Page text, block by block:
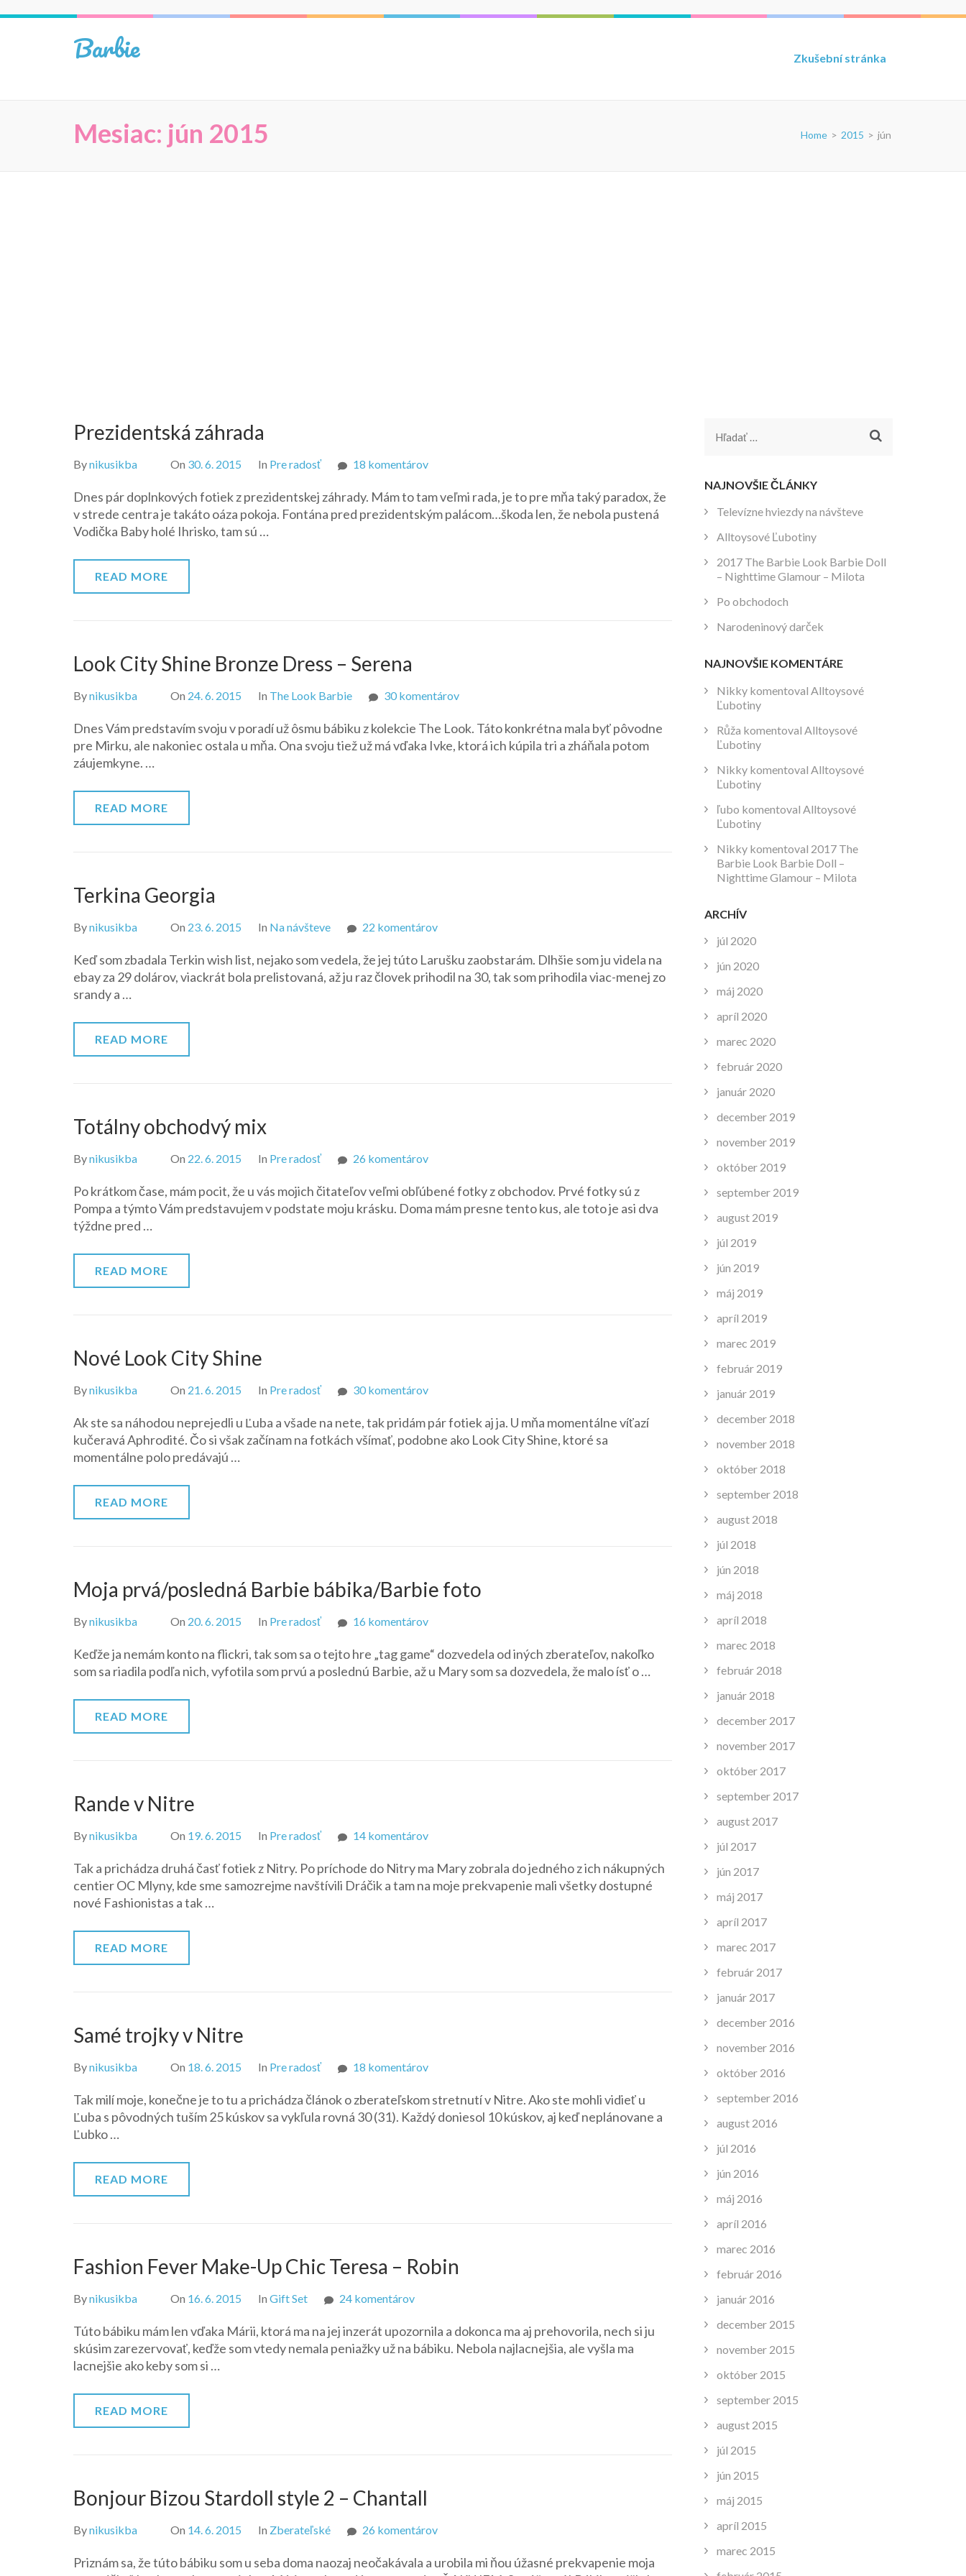
Barbie Zkušební stránka
Mesiac: jún 2015 Home > 2015 > jún
Prezidentská záhrada
Bynikusikba On 30. 6. 2015 In Pre radosť 18 komentárovna
záhrada
Dnes pár doplnkových fotiek z prezidentskej záhrady. Mám to tam veľmi rada, je to pre mňa taký paradox, že
v strede centra je takáto oáza pokoja. Fontána pred prezidentským palácom…škoda len, že nebola pustená
Vodička Baby holé Ihrisko, tam sú …
READ MORE
Look City Shine Bronze Dress – Serena
Bynikusikba On 24. 6. 2015 In The Look Barbie 30 komentárovna
City
Shine
Dnes Vám predstavím svoju v poradí už ôsmu bábiku z kolekcie The Look. Táto konkrétna mala byť pôvodne
pre Mirku, ale nakoniec ostala u mňa. Ona svoju tiež už má vďaka Ivke, ktorá ich kúpila tri a zháňala potom
záujemkyne. …
READ MORE
Terkina Georgia
Bynikusikba On 23. 6. 2015 In Na návšteve 22 komentárovna
Georgia
Keď som zbadala Terkin wish list, nejako som vedela, že jej túto Larušku zaobstarám. Dlhšie som ju videla na
ebay za 29 dolárov, viackrát bola prelistovaná, až ju raz človek prihodil na 30, tak som prihodila viac-menej zo
srandy a …
READ MORE
Totálny obchodvý mix
Bynikusikba On 22. 6. 2015 In Pre radosť 26 komentárovna
obchodvý
mix
Po krátkom čase, mám pocit, že u vás mojich čitateľov veľmi obľúbené fotky z obchodov. Prvé fotky sú z
Pompa a týmto Vám predstavujem v podstate moju krásku. Doma mám presne tento kus, ale toto je asi dva
týždne pred …
READ MORE
Nové Look City Shine
Bynikusikba On 21. 6. 2015 In Pre radosť 30 komentárovna
Look
City
Ak ste sa náhodou neprejedli u Ľuba a všade na nete, tak pridám pár fotiek aj ja. U mňa momentálne víťazí
kučeravá Aphrodité. Čo si však začínam na fotkách všímať, podobne ako Look City Shine, ktoré sa
momentálne polo predávajú …
READ MORE
Moja prvá/posledná Barbie bábika/Barbie foto
Bynikusikba On 20. 6. 2015 In Pre radosť 16 komentárovna
prvá/posledná
Barbie
Keďže ja nemám konto na flickri, tak som sa o tejto hre „tag game“ dozvedela od iných zberateľov, nakoľko
som sa riadila podľa nich, vyfotila som prvú a poslednú Barbie, až u Mary som sa dozvedela, že malo ísť o …
READ MORE
Rande v Nitre
Bynikusikba On 19. 6. 2015 In Pre radosť 14 komentárovna
v
Nitre
Tak a prichádza druhá časť fotiek z Nitry. Po príchode do Nitry ma Mary zobrala do jedného z ich nákupných
centier OC Mlyny, kde sme samozrejme navštívili Dráčik a tam na moje prekvapenie mali všetky dostupné
nové Fashionistas a tak …
READ MORE
Samé trojky v Nitre
Bynikusikba On 18. 6. 2015 In Pre radosť 18 komentárovna
trojky
v
Tak milí moje, konečne je to tu a prichádza článok o zberateľskom stretnutí v Nitre. Ako ste mohli vidieť u
Ľuba s pôvodných tuším 25 kúskov sa vykľula rovná 30 (31). Každý doniesol 10 kúskov, aj keď neplánovane a
Ľubko …
READ MORE
Fashion Fever Make-Up Chic Teresa – Robin
Bynikusikba On 16. 6. 2015 In Gift Set 24 komentárovna
Fever
Make-
Túto bábiku mám len vďaka Márii, ktorá ma na jej inzerát upozornila a dokonca ma aj prehovorila, nech si ju
skúsim zarezervovať, keďže som vtedy nemala peniažky už na bábiku. Nebola najlacnejšia, ale vyšla ma
lacnejšie ako keby som si …
READ MORE
Bonjour Bizou Stardoll style 2 – Chantall
Bynikusikba On 14. 6. 2015 In Zberateľské 26 komentárovna
Bizou
Priznám sa, že túto bábiku som u seba doma naozaj neočakávala a urobila mi ňou úžasné prekvapenie moja
Hľadať:
NAJNOVŠIE ČLÁNKY
Televízne hviezdy na návšteve
Alltoysové Ľubotiny
2017 The Barbie Look Barbie Doll
– Nighttime Glamour – Milota
Po obchodoch
Narodeninový darček
NAJNOVŠIE KOMENTÁRE
Nikkykomentoval Alltoysové
Ľubotiny
Růža komentoval Alltoysové
Ľubotiny
Nikkykomentoval Alltoysové
Ľubotiny
ľubo komentoval Alltoysové
Ľubotiny
Nikkykomentoval 2017 The
Barbie Look Barbie Doll –
Nighttime Glamour – Milota
ARCHÍV
júl 2020
jún 2020
máj 2020
apríl 2020
marec 2020
február 2020
január 2020
december 2019
november 2019
október 2019
september 2019
august 2019
júl 2019
jún 2019
máj 2019
apríl 2019
marec 2019
február 2019
január 2019
december 2018
november 2018
október 2018
september 2018
august 2018
júl 2018
jún 2018
máj 2018
apríl 2018
marec 2018
február 2018
január 2018
december 2017
november 2017
október 2017
september 2017
august 2017
júl 2017
jún 2017
máj 2017
apríl 2017
marec 2017
február 2017
január 2017
december 2016
november 2016
október 2016
september 2016
august 2016
júl 2016
jún 2016
máj 2016
apríl 2016
marec 2016
február 2016
január 2016
december 2015
november 2015
október 2015
september 2015
august 2015
júl 2015
jún 2015
máj 2015
apríl 2015
marec 2015